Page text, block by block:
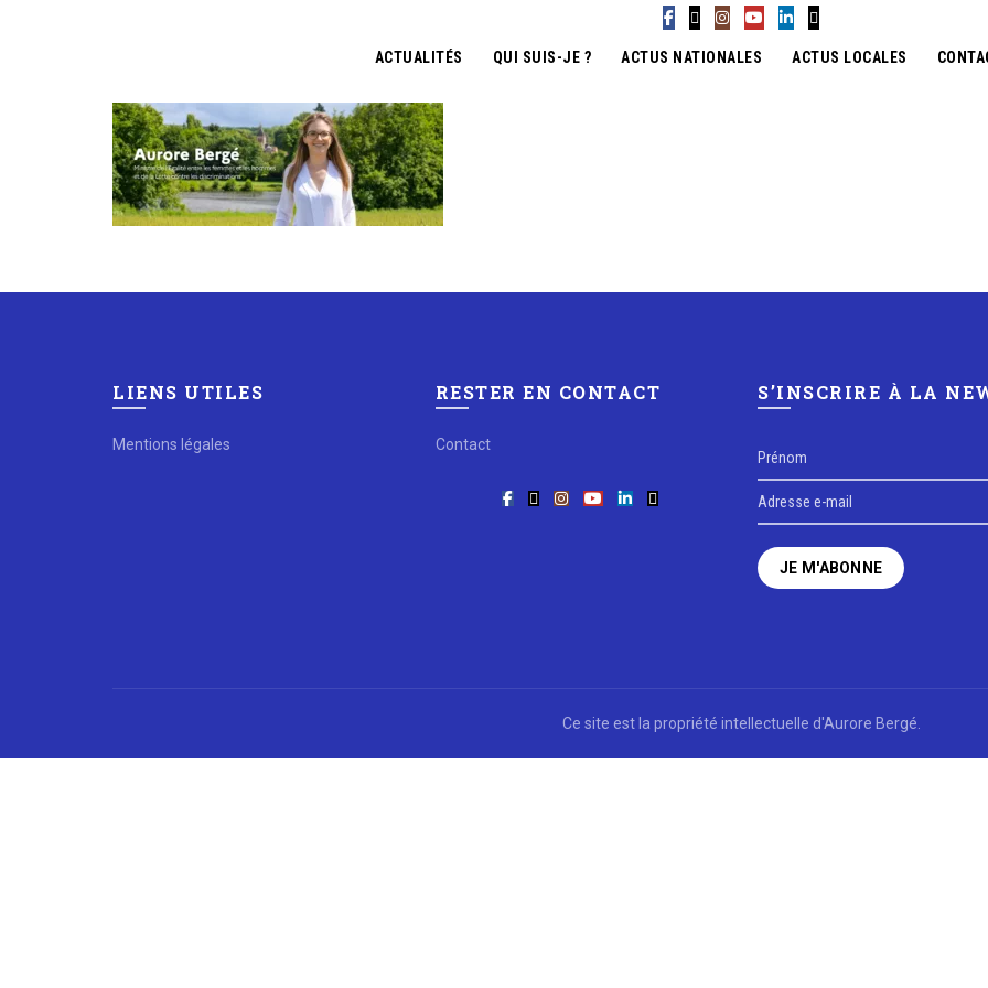
ACTUALITÉS QUI SUIS-JE ? ACTUS NATIONALES ACTUS LOCALES
LIENS UTILES
Mentions légales
RESTER EN CONTACT
Contact
S’INSCRIRE À LA
Ce site est la propriété intellectuelle d'Aurore Bergé.